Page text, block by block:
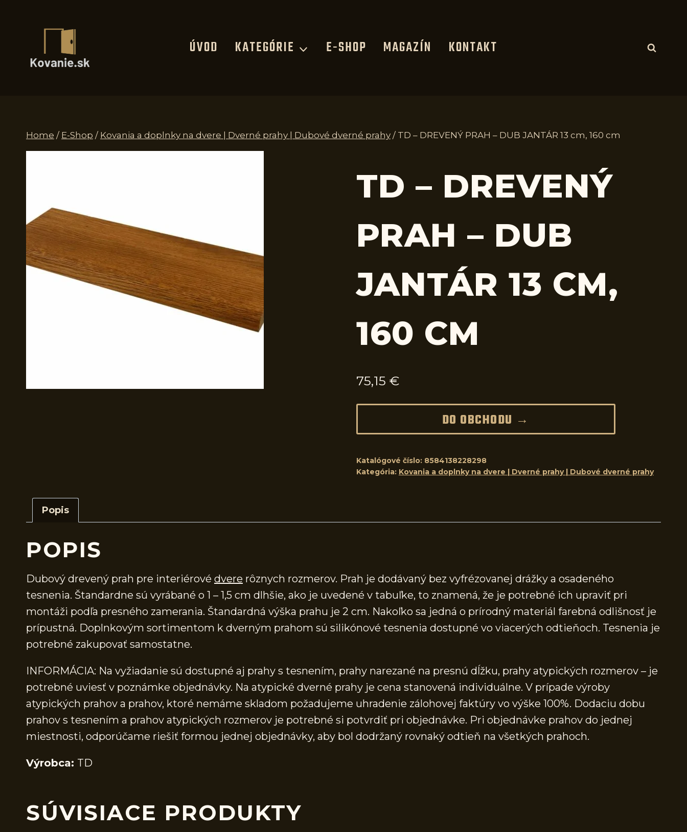
ÚVOD KATEGÓRIE E-SHOP MAGAZÍN KONTAKT
Home / E-Shop / Kovania a doplnky na dvere | Dverné prahy | Dubové dverné prahy / TD – DREVENÝ PRAH – DUB JANTÁR 13 cm, 160 cm
TD – DREVENÝ
PRAH – DUB
JANTÁR 13 CM,
160 CM
75,15 €
DO OBCHODU →
Katalógové číslo: 8584138228298
Kategória: Kovania a doplnky na dvere | Dverné prahy | Dubové dverné prahy
Popis
POPIS
Dubový drevený prah pre interiérové dvere rôznych rozmerov. Prah je dodávaný bez vyfrézovanej drážky a osadeného
tesnenia. Štandardne sú vyrábané o 1 – 1,5 cm dlhšie, ako je uvedené v tabuľke, to znamená, že je potrebné ich upraviť pri
montáži podľa presného zamerania. Štandardná výška prahu je 2 cm. Nakoľko sa jedná o prírodný materiál farebná odlišnosť je
prípustná. Doplnkovým sortimentom k dverným prahom sú silikónové tesnenia dostupné vo viacerých odtieňoch. Tesnenia je
potrebné zakupovať samostatne.
INFORMÁCIA: Na vyžiadanie sú dostupné aj prahy s tesnením, prahy narezané na presnú dĺžku, prahy atypických rozmerov – je
potrebné uviesť v poznámke objednávky. Na atypické dverné prahy je cena stanovená individuálne. V prípade výroby
atypických prahov a prahov, ktoré nemáme skladom požadujeme uhradenie zálohovej faktúry vo výške 100%. Dodaciu dobu
prahov s tesnením a prahov atypických rozmerov je potrebné si potvrdiť pri objednávke. Pri objednávke prahov do jednej
miestnosti, odporúčame riešiť formou jednej objednávky, aby bol dodržaný rovnaký odtieň na všetkých prahoch.
Výrobca: TD
SÚVISIACE PRODUKTY